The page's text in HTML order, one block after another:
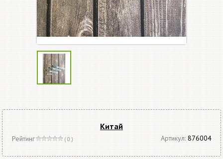
Китай
Рейтинг ( 0 ) Артикул: 876004